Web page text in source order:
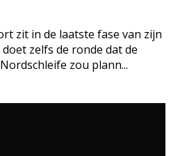
zit in de laatste fase van zijn
zelfs de ronde dat de
zou plann...